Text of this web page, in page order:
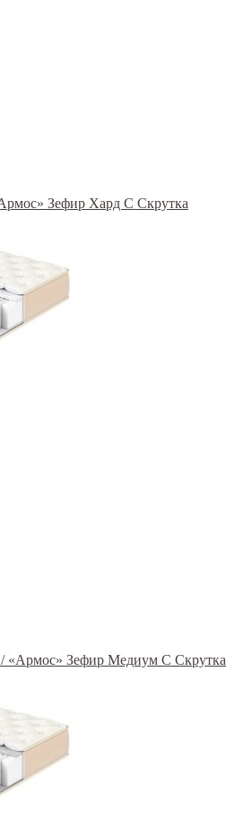
Зефир Хард С Скрутка
«Армос» Зефир Медиум С Скрутка